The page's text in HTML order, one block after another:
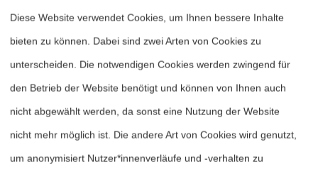
Heftarchiv
Dossierarchiv
Diese Website verwendet Cookies, um Ihnen bessere Inhalte
bieten zu können. Dabei sind zwei Arten von Cookies zu
unterscheiden. Die notwendigen Cookies werden zwingend für
den Betrieb der Website benötigt und können von Ihnen auch
nicht abgewählt werden, da sonst eine Nutzung der Website
nicht mehr möglich ist. Die andere Art von Cookies wird genutzt,
um anonymisiert Nutzer*innenverläufe und -verhalten zu